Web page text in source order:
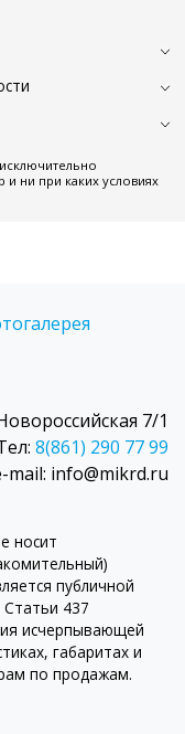
ни при каких условиях
7/1
8(861) 290 77 99
mail: info@mikrd.ru
носит
публичной
437
исчерпывающей
габаритах и
по продажам.